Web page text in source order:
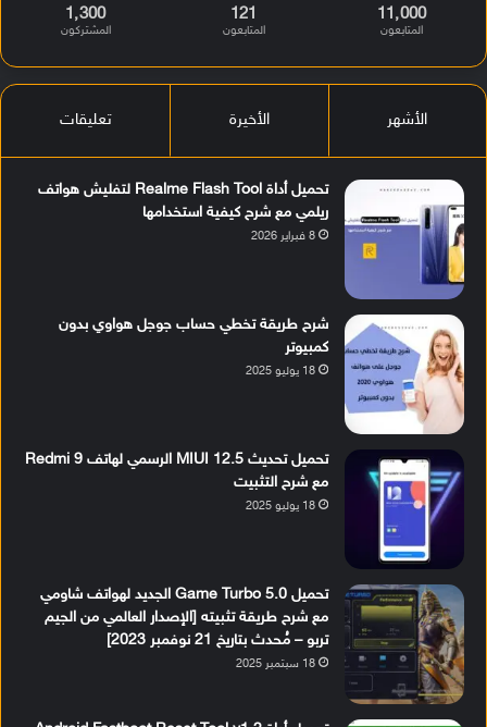
11٬000
المتابعون
121
المتابعون
1٬300
المشتركون
الأشهر الأخيرة تعليقات
تحميل أداة Realme Flash Tool لتفليش هواتف
ريلمي مع شرح كيفية استخدامها
8 فبراير 2026
شرح طريقة تخطي حساب جوجل هواوي بدون
كمبيوتر
18 يوليو 2025
تحميل تحديث MIUI 12.5 الرسمي لهاتف Redmi 9
مع شرح التثبيت
18 يوليو 2025
تحميل Game Turbo 5.0 الجديد لهواتف شاومي
مع شرح طريقة تثبيته [الإصدار العالمي من الجيم
تربو – مُحدث بتاريخ 21 نوفمبر 2023]
18 سبتمبر 2025